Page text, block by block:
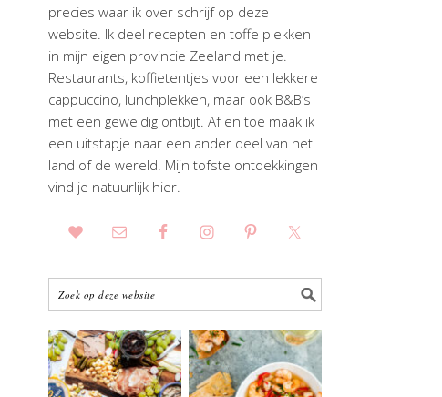
precies waar ik over schrijf op deze
website. Ik deel recepten en toffe plekken
in mijn eigen provincie Zeeland met je.
Restaurants, koffietentjes voor een lekkere
cappuccino, lunchplekken, maar ook B&B’s
met een geweldig ontbijt. Af en toe maak ik
een uitstapje naar een ander deel van het
land of de wereld. Mijn tofste ontdekkingen
vind je natuurlijk hier.